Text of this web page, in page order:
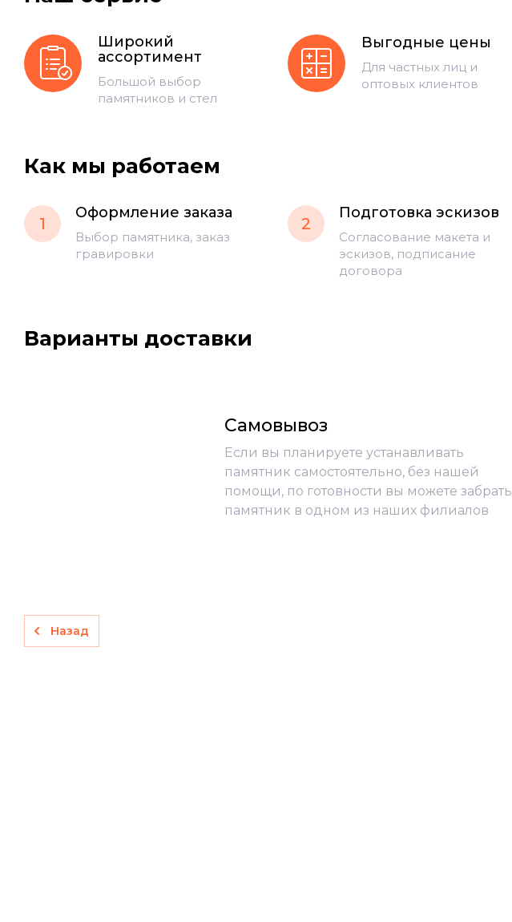
Широкий
ассортимент
Большой выбор
памятников и стел
Выгодные цены
Для частных лиц и
оптовых клиентов
Как мы работаем
1
Оформление заказа
Выбор памятника, заказ
гравировки
2
Подготовка эскизов
Согласование макета и
эскизов, подписание
договора
Варианты доставки
Самовывоз
Если вы планируете устанавливать
памятник самостоятельно, без нашей
помощи, по готовности вы можете забрать
памятник в одном из наших филиалов
Назад